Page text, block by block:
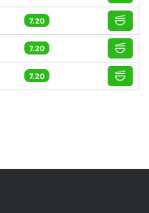
7.20
7.20
7.20